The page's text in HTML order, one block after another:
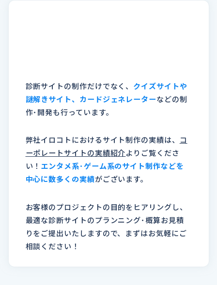
診断サイトの制作だけでなく、 クイズサイトや
謎解きサイト、カードジェネレーターなどの制
作･開発も行っています。
弊社イロコトにおけるサイト制作の実績は、 コ
ーポレートサイトの実績紹介よりご覧くださ
い！ エンタメ系･ゲーム系のサイト制作などを
中心に数多くの実績がございます。
お客様のプロジェクトの目的をヒアリングし、
最適な診断サイトのプランニング･概算お見積
りをご提出いたしますので、まずはお気軽にご
相談ください！